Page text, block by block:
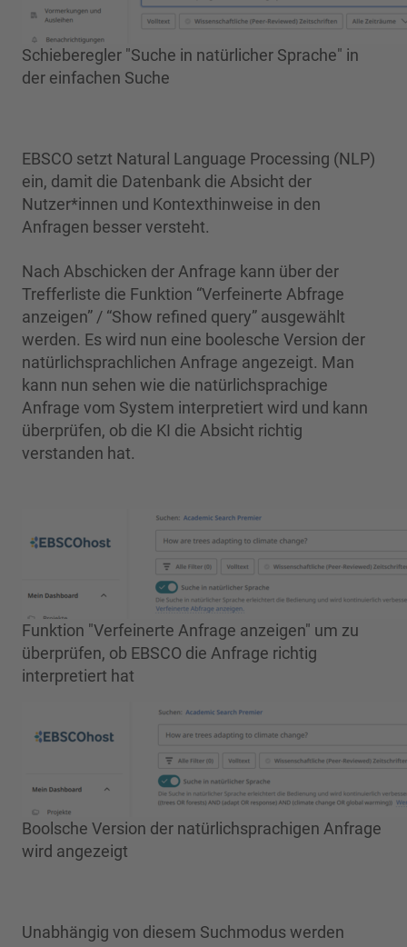
Schieberegler "Suche in natürlicher Sprache" in
der einfachen Suche
EBSCO setzt Natural Language Processing (NLP)
ein, damit die Datenbank die Absicht der
Nutzer*innen und Kontexthinweise in den
Anfragen besser versteht.
Nach Abschicken der Anfrage kann über der
Trefferliste die Funktion “Verfeinerte Abfrage
anzeigen” / “Show refined query” ausgewählt
werden. Es wird nun eine boolesche Version der
natürlichsprachlichen Anfrage angezeigt. Man
kann nun sehen wie die natürlichsprachige
Anfrage vom System interpretiert wird und kann
überprüfen, ob die KI die Absicht richtig
verstanden hat.
Funktion "Verfeinerte Anfrage anzeigen" um zu
überprüfen, ob EBSCO die Anfrage richtig
interpretiert hat
Boolsche Version der natürlichsprachigen Anfrage
wird angezeigt
Unabhängig von diesem Suchmodus werden